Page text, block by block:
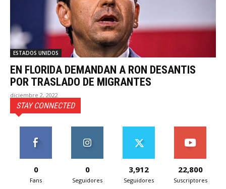
ESTADOS UNIDOS
EN FLORIDA DEMANDAN A RON DESANTIS
POR TRASLADO DE MIGRANTES
diciembre 2, 2022
STAY CONNECTED
0
Fans
0
Seguidores
3,912
Seguidores
22,800
Suscriptores